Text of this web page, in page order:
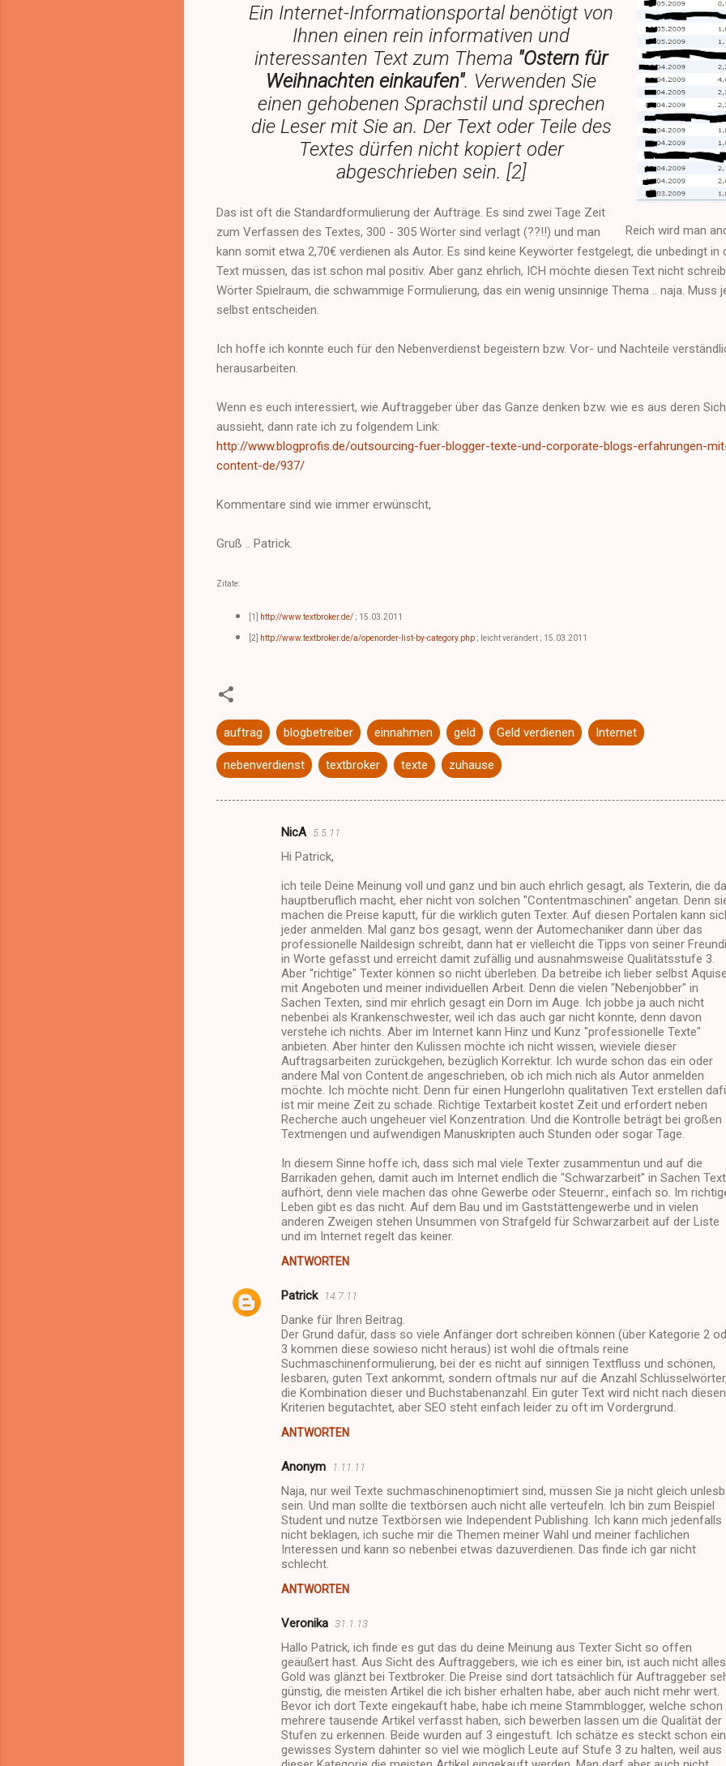
Reich wird man
Ein Internet-Informationsportal benötigt von
Ihnen einen rein informativen und
interessanten Text zum Thema "Ostern für
Weihnachten einkaufen". Verwenden Sie
einen gehobenen Sprachstil und sprechen
die Leser mit Sie an. Der Text oder Teile des
Textes dürfen nicht kopiert oder
abgeschrieben sein. [2]
Das ist oft die Standardformulierung der Aufträge. Es sind zwei Tage Zeit
zum Verfassen des Textes, 300 - 305 Wörter sind verlagt (??!!) und man
kann somit etwa 2,70€ verdienen als Autor. Es sind keine Keywörter festgelegt, die unbedingt in
Text müssen, das ist schon mal positiv. Aber ganz ehrlich, ICH möchte diesen Text nicht
Wörter Spielraum, die schwammige Formulierung, das ein wenig unsinnige Thema .. naja. Muss
selbst entscheiden.
Ich hoffe ich konnte euch für den Nebenverdienst begeistern bzw. Vor- und Nachteile
herausarbeiten.
Wenn es euch interessiert, wie Auftraggeber über das Ganze denken bzw. wie es aus deren
aussieht, dann rate ich zu folgendem Link:
http://www.blogprofis.de/outsourcing-fuer-blogger-texte-und-corporate-blogs-erfahrungen-
content-de/937/
Kommentare sind wie immer erwünscht,
Gruß .. Patrick.
Zitate:
[1] http://www.textbroker.de/; 15.03.2011
[2] http://www.textbroker.de/a/openorder-list-by-category.php; leicht verändert ; 15.03.2011
auftrag blogbetreiber einnahmen geld Geld verdienen Internet
nebenverdienst textbroker texte zuhause
NicA 5.5.11
Hi Patrick,
ich teile Deine Meinung voll und ganz und bin auch ehrlich gesagt, als Texterin, die
hauptberuflich macht, eher nicht von solchen "Contentmaschinen" angetan. Denn
machen die Preise kaputt, für die wirklich guten Texter. Auf diesen Portalen kann
jeder anmelden. Mal ganz bös gesagt, wenn der Automechaniker dann über das
professionelle Naildesign schreibt, dann hat er vielleicht die Tipps von seiner
in Worte gefasst und erreicht damit zufällig und ausnahmsweise Qualitätsstufe 3.
Aber "richtige" Texter können so nicht überleben. Da betreibe ich lieber selbst Aquise
mit Angeboten und meiner individuellen Arbeit. Denn die vielen "Nebenjobber" in
Sachen Texten, sind mir ehrlich gesagt ein Dorn im Auge. Ich jobbe ja auch nicht
nebenbei als Krankenschwester, weil ich das auch gar nicht könnte, denn davon
verstehe ich nichts. Aber im Internet kann Hinz und Kunz "professionelle Texte"
anbieten. Aber hinter den Kulissen möchte ich nicht wissen, wieviele dieser
Auftragsarbeiten zurückgehen, bezüglich Korrektur. Ich wurde schon das ein oder
andere Mal von Content.de angeschrieben, ob ich mich nich als Autor anmelden
möchte. Ich möchte nicht. Denn für einen Hungerlohn qualitativen Text erstellen
ist mir meine Zeit zu schade. Richtige Textarbeit kostet Zeit und erfordert neben
Recherche auch ungeheuer viel Konzentration. Und die Kontrolle beträgt bei großen
Textmengen und aufwendigen Manuskripten auch Stunden oder sogar Tage.
In diesem Sinne hoffe ich, dass sich mal viele Texter zusammentun und auf die
Barrikaden gehen, damit auch im Internet endlich die "Schwarzarbeit" in Sachen
aufhört, denn viele machen das ohne Gewerbe oder Steuernr., einfach so. Im
Leben gibt es das nicht. Auf dem Bau und im Gaststättengewerbe und in vielen
anderen Zweigen stehen Unsummen von Strafgeld für Schwarzarbeit auf der Liste
und im Internet regelt das keiner.
ANTWORTEN
Patrick 14.7.11
Danke für Ihren Beitrag.
Der Grund dafür, dass so viele Anfänger dort schreiben können (über Kategorie 2
3 kommen diese sowieso nicht heraus) ist wohl die oftmals reine
Suchmaschinenformulierung, bei der es nicht auf sinnigen Textfluss und schönen,
lesbaren, guten Text ankommt, sondern oftmals nur auf die Anzahl Schlüsselwörter,
die Kombination dieser und Buchstabenanzahl. Ein guter Text wird nicht nach diesen
Kriterien begutachtet, aber SEO steht einfach leider zu oft im Vordergrund.
ANTWORTEN
Anonym 1.11.11
Naja, nur weil Texte suchmaschinenoptimiert sind, müssen Sie ja nicht gleich
sein. Und man sollte die textbörsen auch nicht alle verteufeln. Ich bin zum Beispiel
Student und nutze Textbörsen wie Independent Publishing. Ich kann mich jedenfalls
nicht beklagen, ich suche mir die Themen meiner Wahl und meiner fachlichen
Interessen und kann so nebenbei etwas dazuverdienen. Das finde ich gar nicht
schlecht.
ANTWORTEN
Veronika 31.1.13
Hallo Patrick, ich finde es gut das du deine Meinung aus Texter Sicht so offen
geäußert hast. Aus Sicht des Auftraggebers, wie ich es einer bin, ist auch nicht alles
Gold was glänzt bei Textbroker. Die Preise sind dort tatsächlich für Auftraggeber
günstig, die meisten Artikel die ich bisher erhalten habe, aber auch nicht mehr wert.
Bevor ich dort Texte eingekauft habe, habe ich meine Stammblogger, welche schon
mehrere tausende Artikel verfasst haben, sich bewerben lassen um die Qualität der
Stufen zu erkennen. Beide wurden auf 3 eingestuft. Ich schätze es steckt schon ein
gewisses System dahinter so viel wie möglich Leute auf Stufe 3 zu halten, weil aus